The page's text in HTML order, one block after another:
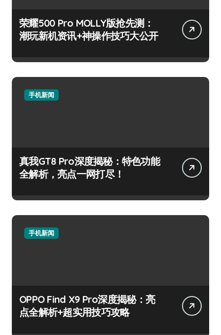
荣耀500 Pro MOLLY版抢先测：
潮玩新机资讯+神操作技巧大公开
手机新闻
真我GT8 Pro深度揭秘：特色功能
全解析，亮点一网打尽！
手机新闻
OPPO Find X9 Pro深度揭秘：亮
点全解析+超实用技巧攻略